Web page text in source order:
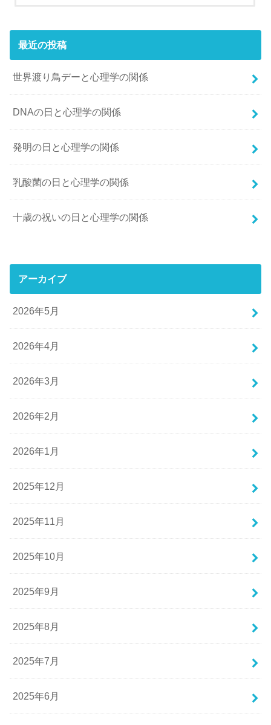
最近の投稿
世界渡り鳥デーと心理学の関係
DNAの日と心理学の関係
発明の日と心理学の関係
乳酸菌の日と心理学の関係
十歳の祝いの日と心理学の関係
アーカイブ
2026年5月
2026年4月
2026年3月
2026年2月
2026年1月
2025年12月
2025年11月
2025年10月
2025年9月
2025年8月
2025年7月
2025年6月